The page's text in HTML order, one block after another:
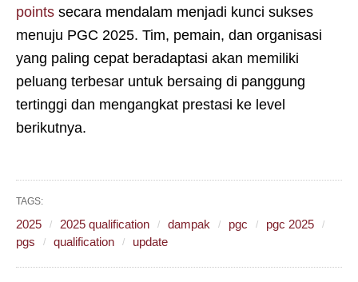
points secara mendalam menjadi kunci sukses
menuju PGC 2025. Tim, pemain, dan organisasi
yang paling cepat beradaptasi akan memiliki
peluang terbesar untuk bersaing di panggung
tertinggi dan mengangkat prestasi ke level
berikutnya.
TAGS:
2025 2025 qualification dampak pgc
pgc 2025
pgs
qualification update